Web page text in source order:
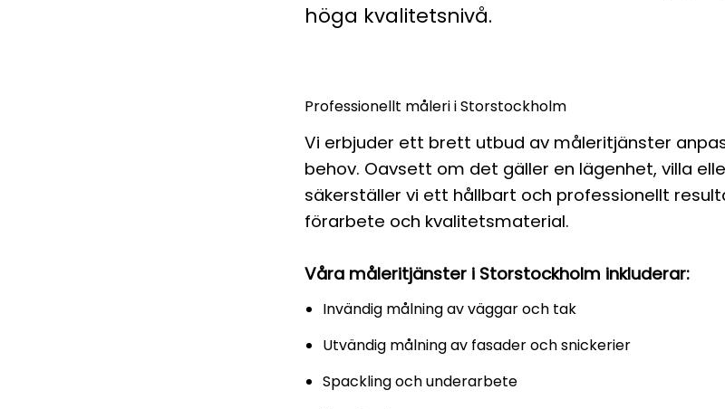
höga kvalitetsnivå.
Professionellt måleri i Storstockholm
Vi erbjuder ett brett utbud av måleritjänster
behov. Oavsett om det gäller en lägenhet, villa
säkerställer vi ett hållbart och professionellt
förarbete och kvalitetsmaterial.
Våra måleritjänster i Storstockholm inkluderar:
Invändig målning av väggar och tak
Utvändig målning av fasader och snickerier
Spackling och underarbete